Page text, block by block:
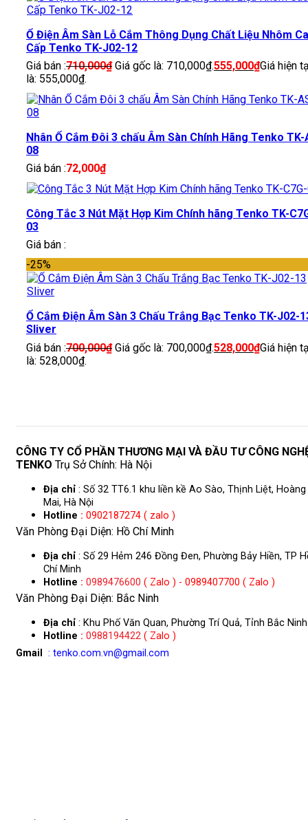
Ổ Điện Âm Sàn Lỗ Cắm Thông Dụng Chất Liệu Nhôm
Cấp Tenko TK-J02-12
Giá bán :710,000₫ Giá gốc là: 710,000₫.555,000₫Giá hiện
là: 555,000₫.
Nhân Ổ Cắm Đôi 3 chấu Âm Sàn Chính Hãng Tenko TK-
08
Giá bán :72,000₫
Công Tắc 3 Nút Mặt Hợp Kim Chính hãng Tenko TK-
03
Giá bán :
-25%
Ổ Cắm Điện Âm Sàn 3 Chấu Trắng Bạc Tenko TK-J02-
Sliver
Giá bán :700,000₫ Giá gốc là: 700,000₫.528,000₫Giá hiện
là: 528,000₫.
CÔNG TY CỔ PHẦN THƯƠNG MẠI VÀ ĐẦU TƯ CÔNG
TENKO Trụ Sở Chính: Hà Nội
Địa chỉ : Số 32 TT6.1 khu liền kề Ao Sào, Thịnh Liệt, Hoàng
Mai, Hà Nội
Hotline : 0902187274 ( zalo )
Văn Phòng Đại Diện: Hồ Chí Minh
Địa chỉ : Số 29 Hẻm 246 Đồng Đen, Phường Bảy Hiền, TP
Chí Minh
Hotline : 0989476600 ( Zalo ) - 0989407700 ( Zalo )
Văn Phòng Đại Diện: Bắc Ninh
Địa chỉ : Khu Phố Văn Quan, Phường Trí Quả, Tỉnh Bắc Ninh
Hotline : 0988194422 ( Zalo )
Gmail
: tenko.com.vn@gmail.com